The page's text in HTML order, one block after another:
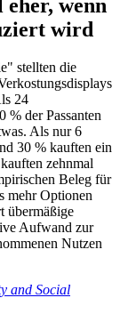
wenn
wird
stellten die
24
% der Passanten
Als nur 6
30 % kauften ein
zehnmal
Beleg für
mehr Optionen
übermäßige
Aufwand zur
Nutzen
and Social